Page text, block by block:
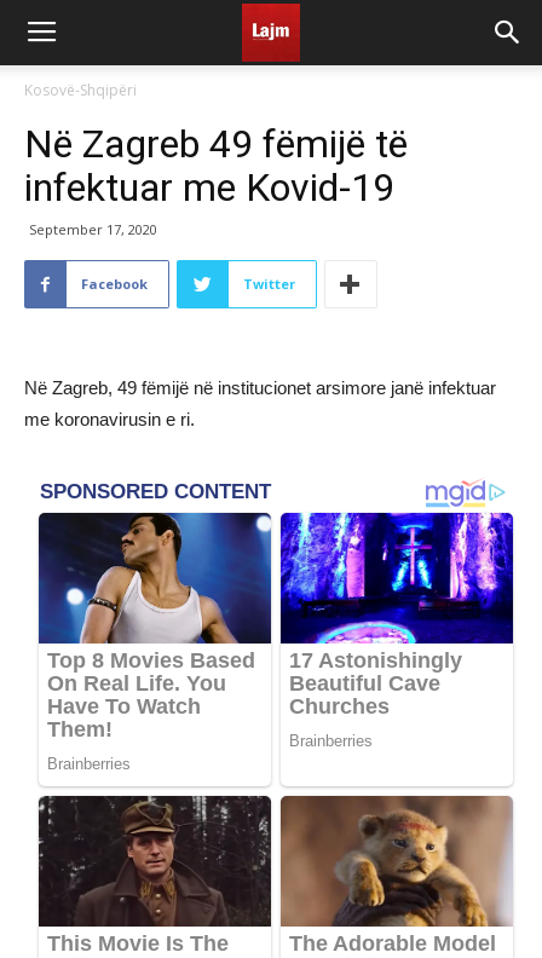
Kosovë-Shqipëri
Në Zagreb 49 fëmijë të
infektuar me Kovid-19
September 17, 2020
Facebook Twitter
Në Zagreb, 49 fëmijë në institucionet arsimore janë infektuar
me koronavirusin e ri.